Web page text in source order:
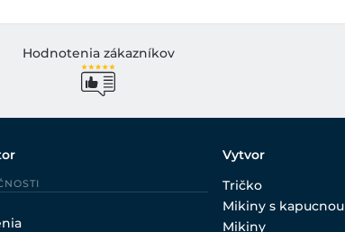
Hodnotenia zákazníkov
Vytvor
Tričko
Mikiny s kapucnou
Mikiny